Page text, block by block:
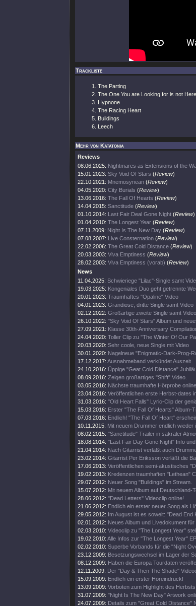
Trackliste
The Parting
The One You are Looking for is not Here
Hypnone
The Racing Heart
Buildings
Leech
Mehr von Katatonia
Reviews
08.06.2025: Nightmares as Extensions of the
15.01.2023: Sky Void Of Stars (Review)
22.10.2021: Mnemosynean (Review)
04.05.2020: City Burials (Review)
13.06.2016: The Fall Of Hearts (Review)
14.04.2015: Sanctitude (Review)
01.10.2014: Last Fair Deal Gone Night (Review)
01.04.2010: The Longest Year (Review)
07.11.2009: Night Is The New Day (Review)
07.08.2007: Live Consternation (Review)
22.02.2006: The Great Cold Distance (Review)
20.03.2003: Viva Emptiness (Review)
28.02.2003: Viva Emptiness (vorab) (Review)
News
11.04.2025: Schwieriege "Lilac"-Single samt
19.03.2025: Kongeniales Duo geht getrennte
20.01.2023: Traumhaftes "Opaline" Video
04.01.2023: Grandiose, dritte Single samt Video
02.12.2022: Großartige zweite Single samt Video
26.10.2022: "Sky Void Of Stars" Album und
27.09.2021: Klasse 30th-Anniversary
24.04.2020: Toller Clip zu "The Winter Of Our
20.03.2020: Sehr coole, neue Single mit Video
30.01.2020: Nagelneue "Enigmatic-Dark-Prog-
17.12.2017: Ausnahmeband verkündet Auszeit
24.10.2016: Üppige "Geat Cold Distance"
08.09.2016: Zeigen großartiges "Shift" Video.
03.05.2016: Nächste traumhafte Hörprobe online.
23.04.2016: Veröffentlichen erste Herbst-dates
31.03.2016: "Old Heart Falls" Lyric-Clip der
15.03.2016: Erster "The Fall Of Hearts" Album-
07.03.2016: Endlich! "The Fall Of Heart"
10.11.2015: Mit neuem Drummer endlich wieder
08.02.2015: "Sanctitude" Trailer in sakraler
18.08.2014: "Last Fair Day Gone Night" Info und
21.04.2014: Nach Gitarrist verläßt auch
23.02.2014: Gitarrist Per Eriksson verläßt die
17.06.2013: Veröffentlichen semi-akustisches
19.02.2013: Kredenzen traumhaften "Lethean"
29.07.2012: Neuer Song "Buildings" im Stream.
15.07.2012: Mit neuem Album auf Deutschland-
28.06.2012: "Dead Letters" Videoclip online!
21.06.2012: Endlich ein erster neuer Song als
29.05.2012: Im August ist es soweit: "Dead End
02.01.2012: Neues Album und Livedokument für
02.03.2010: Videoclip zu "The Longest Year"
19.02.2010: Alle Infos zur "The Longest Year" EP
02.02.2010: Superbe Vorbands für die "Night
23.12.2009: Besetzungswechsel im Lager der
08.12.2009: Haben die Europa Tourdaten
12.11.2009: Der "Day & Then The Shade"
15.09.2009: Endlich ein erster Höreindruck!
13.09.2009: Vorboten zum Highlight des Herbsts!
31.07.2009: "Night Is The New Day" Artwork
24.07.2009: Details zum "Great Cold Distance"